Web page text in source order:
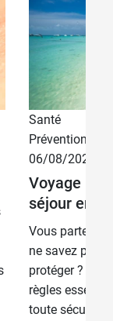
Santé
Prévention
06/08/2026
Voyage :
séjour en
Vous partez
ne savez pas
protéger ?
règles
toute sécurité.